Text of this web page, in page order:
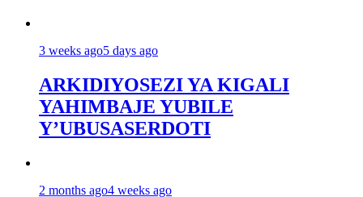
3 weeks ago5 days ago
ARKIDIYOSEZI YA KIGALI
YAHIMBAJE YUBILE
Y’UBUSASERDOTI
2 months ago4 weeks ago